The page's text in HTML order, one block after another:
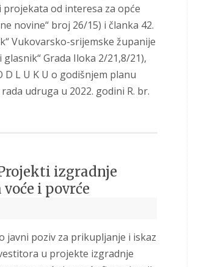
od interesa za opće
novine“ broj 26/15) i članka 42.
Vukovarsko-srijemske županije
Grada Iloka 2/21,8/21),
D L U K U o godišnjem planu
udruga u 2022. godini R. br.
izgradnje
i povrće
poziv za prikupljanje i iskaz
u projekte izgradnje